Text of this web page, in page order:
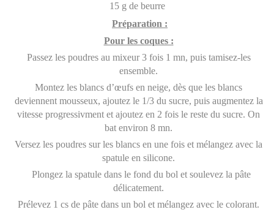
15 g de beurre
Préparation :
Pour les coques :
Passez les poudres au mixeur 3 fois 1 mn, puis tamisez-les
ensemble.
Montez les blancs d’œufs en neige, dès que les blancs
deviennent mousseux, ajoutez le 1/3 du sucre, puis augmentez la
vitesse progressivment et ajoutez en 2 fois le reste du sucre. On
bat environ 8 mn.
Versez les poudres sur les blancs en une fois et mélangez avec la
spatule en silicone.
Plongez la spatule dans le fond du bol et soulevez la pâte
délicatement.
Prélevez 1 cs de pâte dans un bol et mélangez avec le colorant.